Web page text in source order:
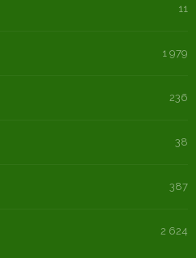
11
1 979
236
38
387
2 624